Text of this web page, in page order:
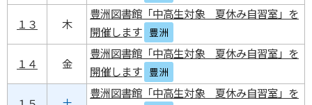
１３ 木
豊洲図書館「中高生対象 夏休み自習室」を
開催します 豊洲
１４ 金
豊洲図書館「中高生対象 夏休み自習室」を
開催します 豊洲
豊洲図書館「中高生対象 夏休み自習室」を